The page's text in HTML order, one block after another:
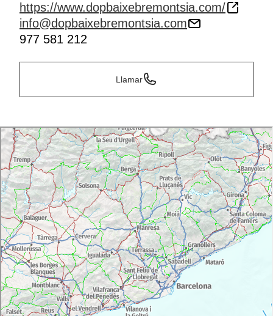
https://www.dopbaixebremontsia.com/
info@dopbaixebremontsia.com
977 581 212
Llamar